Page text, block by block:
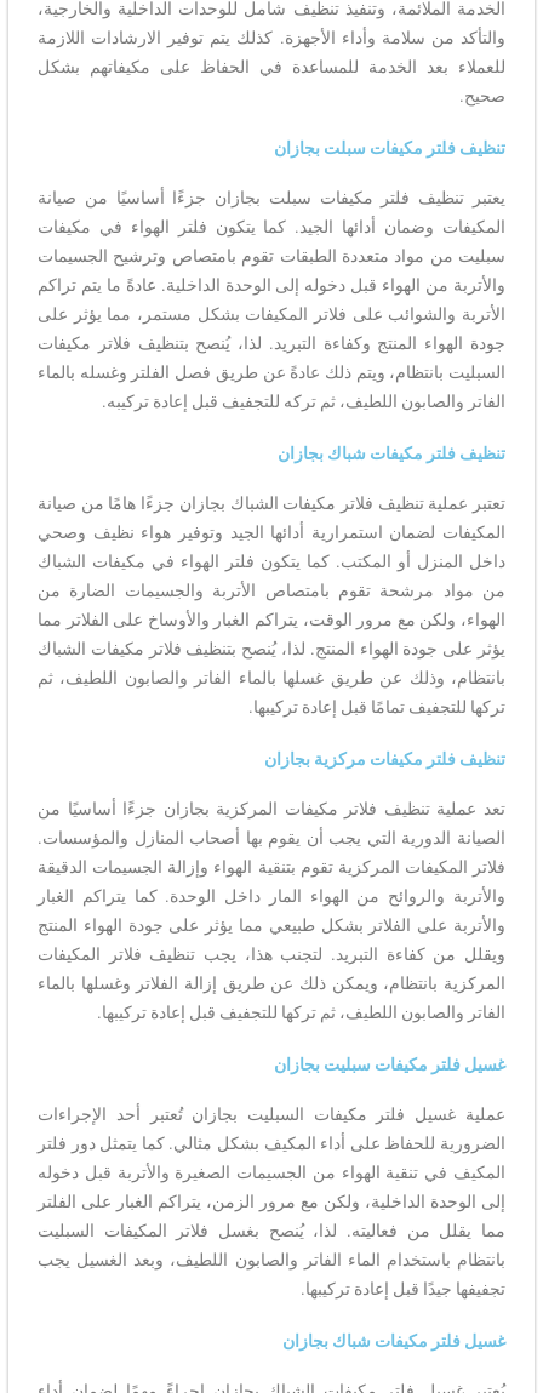
الخدمة الملائمة، وتنفيذ تنظيف شامل للوحدات الداخلية والخارجية،
والتأكد من سلامة وأداء الأجهزة. كذلك يتم توفير الارشادات اللازمة
للعملاء بعد الخدمة للمساعدة في الحفاظ على مكيفاتهم بشكل
صحيح.
تنظيف فلتر مكيفات سبلت بجازان
يعتبر تنظيف فلتر مكيفات سبلت بجازان جزءًا أساسيًا من صيانة
المكيفات وضمان أدائها الجيد. كما يتكون فلتر الهواء في مكيفات
سبليت من مواد متعددة الطبقات تقوم بامتصاص وترشيح الجسيمات
والأتربة من الهواء قبل دخوله إلى الوحدة الداخلية. عادةً ما يتم تراكم
الأتربة والشوائب على فلاتر المكيفات بشكل مستمر، مما يؤثر على
جودة الهواء المنتج وكفاءة التبريد. لذا، يُنصح بتنظيف فلاتر مكيفات
السبليت بانتظام، ويتم ذلك عادةً عن طريق فصل الفلتر وغسله بالماء
الفاتر والصابون اللطيف، ثم تركه للتجفيف قبل إعادة تركيبه.
تنظيف فلتر مكيفات شباك بجازان
تعتبر عملية تنظيف فلاتر مكيفات الشباك بجازان جزءًا هامًا من صيانة
المكيفات لضمان استمرارية أدائها الجيد وتوفير هواء نظيف وصحي
داخل المنزل أو المكتب. كما يتكون فلتر الهواء في مكيفات الشباك
من مواد مرشحة تقوم بامتصاص الأتربة والجسيمات الضارة من
الهواء، ولكن مع مرور الوقت، يتراكم الغبار والأوساخ على الفلاتر مما
يؤثر على جودة الهواء المنتج. لذا، يُنصح بتنظيف فلاتر مكيفات الشباك
بانتظام، وذلك عن طريق غسلها بالماء الفاتر والصابون اللطيف، ثم
تركها للتجفيف تمامًا قبل إعادة تركيبها.
تنظيف فلتر مكيفات مركزية بجازان
تعد عملية تنظيف فلاتر مكيفات المركزية بجازان جزءًا أساسيًا من
الصيانة الدورية التي يجب أن يقوم بها أصحاب المنازل والمؤسسات.
فلاتر المكيفات المركزية تقوم بتنقية الهواء وإزالة الجسيمات الدقيقة
والأتربة والروائح من الهواء المار داخل الوحدة. كما يتراكم الغبار
والأتربة على الفلاتر بشكل طبيعي مما يؤثر على جودة الهواء المنتج
ويقلل من كفاءة التبريد. لتجنب هذا، يجب تنظيف فلاتر المكيفات
المركزية بانتظام، ويمكن ذلك عن طريق إزالة الفلاتر وغسلها بالماء
الفاتر والصابون اللطيف، ثم تركها للتجفيف قبل إعادة تركيبها.
غسيل فلتر مكيفات سبليت بجازان
عملية غسيل فلتر مكيفات السبليت بجازان تُعتبر أحد الإجراءات
الضرورية للحفاظ على أداء المكيف بشكل مثالي. كما يتمثل دور فلتر
المكيف في تنقية الهواء من الجسيمات الصغيرة والأتربة قبل دخوله
إلى الوحدة الداخلية، ولكن مع مرور الزمن، يتراكم الغبار على الفلتر
مما يقلل من فعاليته. لذا، يُنصح بغسل فلاتر المكيفات السبليت
بانتظام باستخدام الماء الفاتر والصابون اللطيف، وبعد الغسيل يجب
تجفيفها جيدًا قبل إعادة تركيبها.
غسيل فلتر مكيفات شباك بجازان